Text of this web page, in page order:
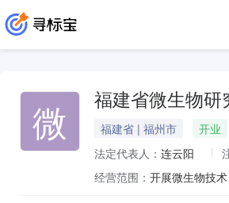
微 福建省微生物研
福建省 | 福州市
开业
法定代表人： 连云阳
经营范围：